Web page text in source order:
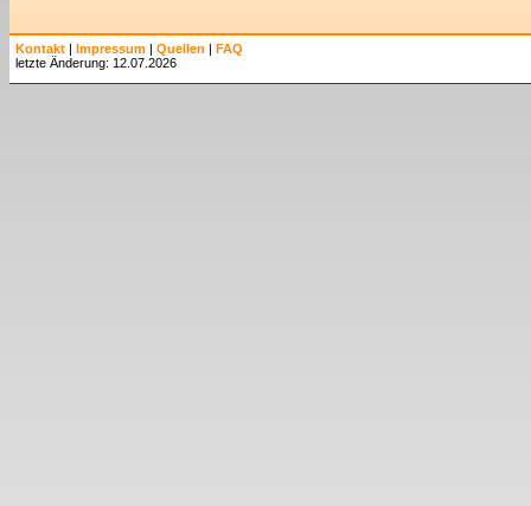
Kontakt | Impressum | Quellen | FAQ
letzte Änderung: 12.07.2026